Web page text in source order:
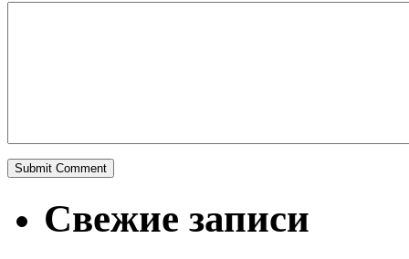
Свежие записи